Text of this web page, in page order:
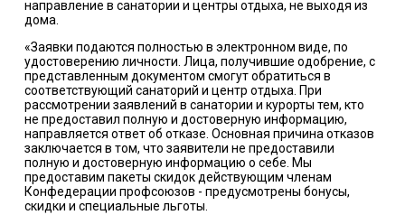
направление в санатории и центры отдыха, не выходя из
дома.
«Заявки подаются полностью в электронном виде, по
удостоверению личности. Лица, получившие одобрение, с
представленным документом смогут обратиться в
соответствующий санаторий и центр отдыха. При
рассмотрении заявлений в санатории и курорты тем, кто
не предоставил полную и достоверную информацию,
направляется ответ об отказе. Основная причина отказов
заключается в том, что заявители не предоставили
полную и достоверную информацию о себе. Мы
предоставим пакеты скидок действующим членам
Конфедерации профсоюзов - предусмотрены бонусы,
скидки и специальные льготы.